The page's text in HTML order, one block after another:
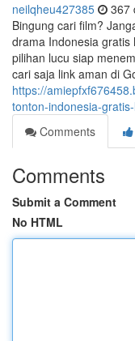
neilqheu427385 367
Bingung cari film?
drama Indonesia gratis
pilihan lucu siap
cari saja link aman di
https://
tonton-indonesia-
Comments
Comments
Submit a Comment
No HTML